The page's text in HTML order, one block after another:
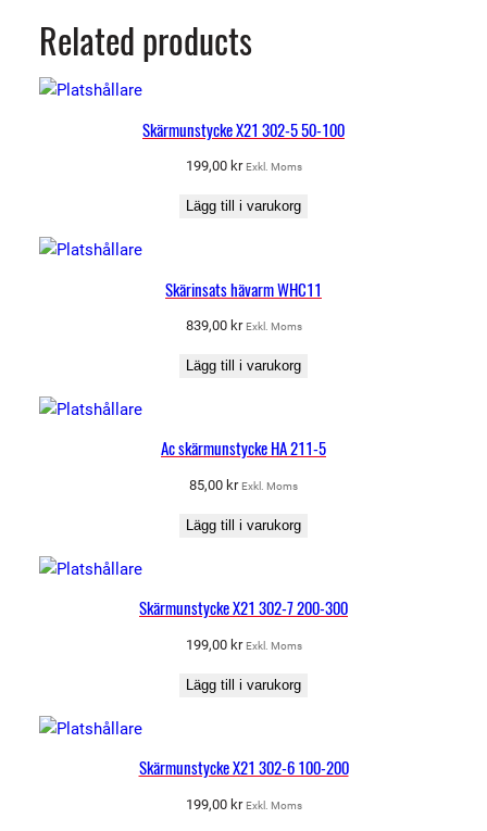
Related products
Skärmunstycke X21 302-5 50-100
199,00 kr Exkl. Moms
Lägg till i varukorg
Skärinsats hävarm WHC11
839,00 kr Exkl. Moms
Lägg till i varukorg
Ac skärmunstycke HA 211-5
85,00 kr Exkl. Moms
Lägg till i varukorg
Skärmunstycke X21 302-7 200-300
199,00 kr Exkl. Moms
Lägg till i varukorg
Skärmunstycke X21 302-6 100-200
199,00 kr Exkl. Moms